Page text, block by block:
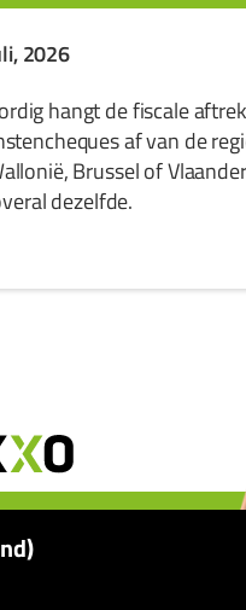
2026
hangt de fiscale
af van de
Brussel of
dezelfde.